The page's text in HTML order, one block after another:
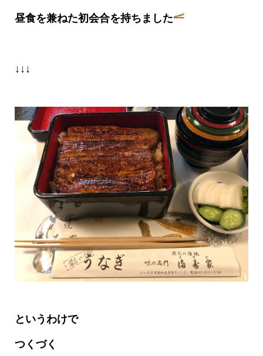
昼食を兼ねた初会合を持ちました
↓↓↓
というわけで
つくづく